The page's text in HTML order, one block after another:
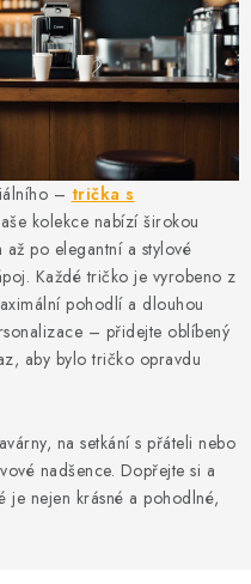
– trička s
kolekce nabízí širokou
po elegantní a stylové
Každé tričko je vyrobeno z
pohodlí a dlouhou
– přidejte oblíbený
aby bylo tričko opravdu
na setkání s přáteli nebo
nadšence. Dopřejte si a
je nejen krásné a pohodlné,